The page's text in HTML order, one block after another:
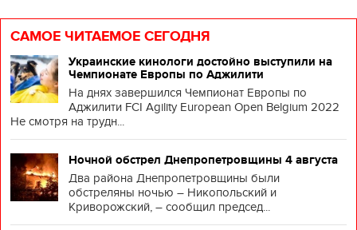
САМОЕ ЧИТАЕМОЕ СЕГОДНЯ
Украинские кинологи достойно выступили на
Чемпионате Европы по Аджилити
На днях завершился Чемпионат Европы по
Аджилити FCI Agility European Open Belgium 2022
Не смотря на трудн...
Ночной обстрел Днепропетровщины 4 августа
Два района Днепропетровщины были
обстреляны ночью – Никопольский и
Криворожский, – сообщил председ...